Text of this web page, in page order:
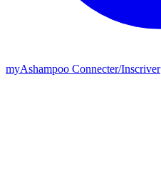
myAshampoo Connecter/Inscriver